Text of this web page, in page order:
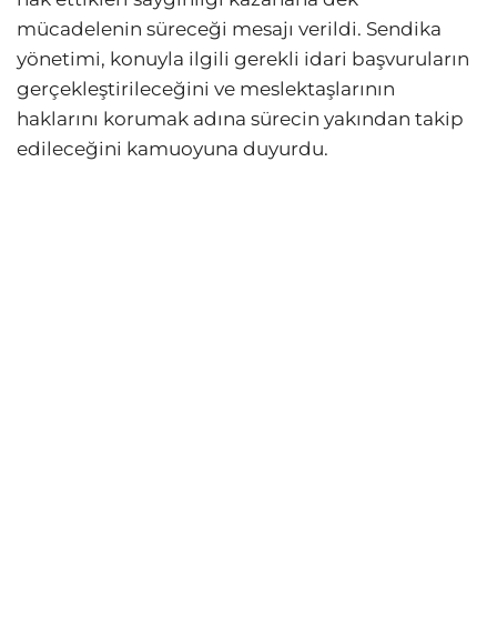
mücadelenin süreceği mesajı verildi. Sendika
yönetimi, konuyla ilgili gerekli idari başvuruların
gerçekleştirileceğini ve meslektaşlarının
haklarını korumak adına sürecin yakından takip
edileceğini kamuoyuna duyurdu.